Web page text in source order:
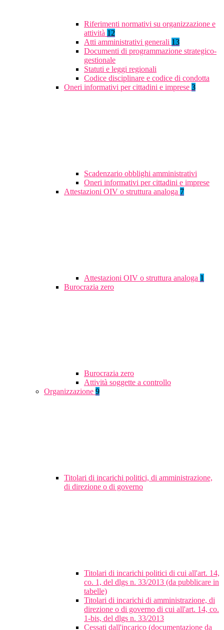
Riferimenti normativi su organizzazione e
attività 12
Atti amministrativi generali 13
Documenti di programmazione strategico-
gestionale
Statuti e leggi regionali
Codice disciplinare e codice di condotta
Oneri informativi per cittadini e imprese 3
Scadenzario obblighi amministrativi
Oneri informativi per cittadini e imprese
Attestazioni OIV o struttura analoga 7
Attestazioni OIV o struttura analoga 1
Burocrazia zero
Burocrazia zero
Attività soggette a controllo
Organizzazione 9
Titolari di incarichi politici, di amministrazione,
di direzione o di governo
Titolari di incarichi politici di cui all'art. 14,
co. 1, del dlgs n. 33/2013 (da pubblicare in
tabelle)
Titolari di incarichi di amministrazione, di
direzione o di governo di cui all'art. 14, co.
1-bis, del dlgs n. 33/2013
Cessati dall'incarico (documentazione da